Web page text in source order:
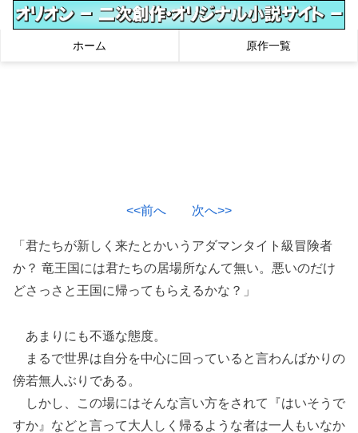
ホーム 原作一覧
<<前へ 次へ>>
「君たちが新しく来たとかいうアダマンタイト級冒険者
か？ 竜王国には君たちの居場所なんて無い。悪いのだけ
どさっさと王国に帰ってもらえるかな？」
あまりにも不遜な態度。
まるで世界は自分を中心に回っていると言わんばかりの
傍若無人ぶりである。
しかし、この場にはそんな言い方をされて『はいそうで
すか』などと言って大人しく帰るような者は一人もいなか